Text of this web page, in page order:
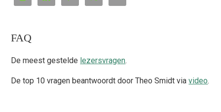
FAQ
De meest gestelde lezersvragen.
De top 10 vragen beantwoordt door Theo Smidt viavideo.